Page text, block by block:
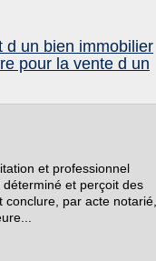
d un bien immobilier
pour la vente d un
et professionnel
et perçoit des
par acte notarié,